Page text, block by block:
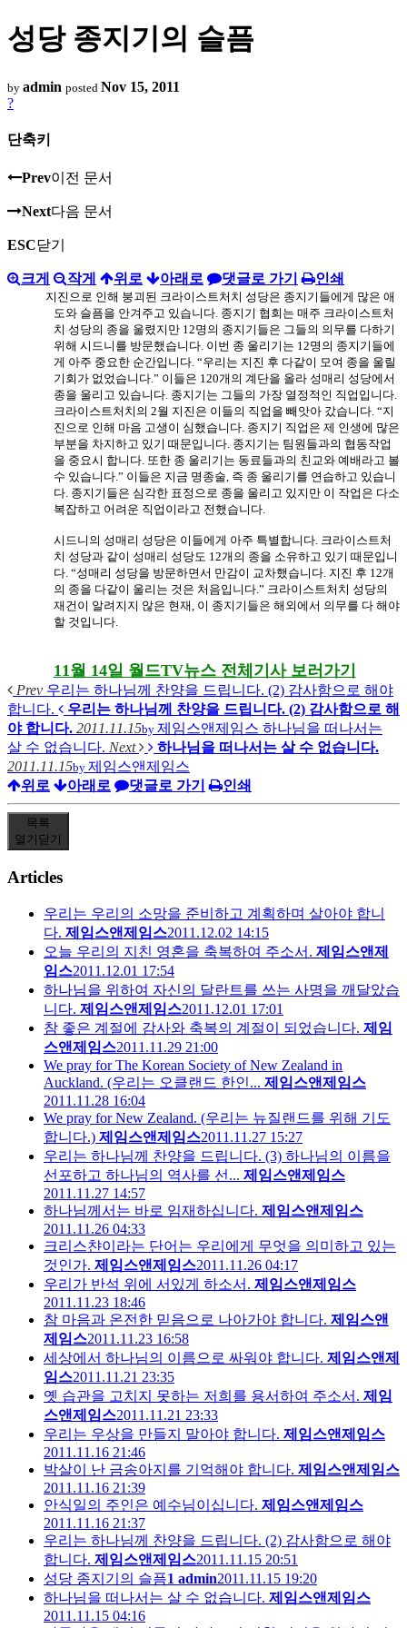
성당 종지기의 슬픔
by admin posted Nov 15, 2011
?
단축키
Prev이전 문서
Next다음 문서
ESC닫기
크게 작게 위로 아래로 댓글로 가기 인쇄
지진으로 인해 붕괴된 크라이스트처치 성당은 종지기들에게 많은 애
도와 슬픔을 안겨주고 있습니다. 종지기 협회는 매주 크라이스트처
치 성당의 종을 울렸지만12명의 종지기들은 그들의 의무를 다하기
위해 시드니를 방문했습니다. 이번 종 울리기는 12명의 종지기들에
게 아주 중요한 순간입니다. “우리는 지진 후 다같이 모여 종을 울릴
기회가 없었습니다.” 이들은 120개의 계단을 올라 성매리 성당에서
종을 울리고 있습니다. 종지기는 그들의 가장 열정적인 직업입니다.
크라이스트처치의 2월 지진은 이들의 직업을 빼앗아 갔습니다. “지
진으로 인해 마음 고생이 심했습니다. 종지기 직업은 제 인생에 많은
부분을 차지하고 있기 때문입니다. 종지기는 팀원들과의 협동작업
을 중요시 합니다. 또한 종 울리기는 동료들과의 친교와 예배라고 볼
수 있습니다.” 이들은 지금 명종술, 즉 종 울리기를 연습하고 있습니
다. 종지기들은 심각한 표정으로 종을 울리고 있지만 이 작업은 다소
복잡하고 어려운 직업이라고 전했습니다.
시드니의 성매리 성당은 이들에게 아주 특별합니다. 크라이스트처
치 성당과 같이 성매리 성당도 12개의 종을 소유하고 있기 때문입니
다. “성매리 성당을 방문하면서 만감이 교차했습니다. 지진 후 12개
의 종을 다같이 울리는 것은 처음입니다.” 크라이스트처치 성당의
재건이 알려지지 않은 현재, 이 종지기들은 해외에서 의무를 다 해야
할 것입니다.
11월 14일 월드TV뉴스 전체기사 보러가기
Prev 우리는 하나님께 찬양을 드립니다. (2) 감사함으로 해야
합니다.
우리는 하나님께 찬양을 드립니다. (2) 감사함으로 해
야 합니다. 2011.11.15by 제임스앤제임스 하나님을 떠나서는
살 수 없습니다. Next
하나님을 떠나서는 살 수 없습니다.
2011.11.15by 제임스앤제임스
위로
아래로 댓글로 가기 인쇄
목록
열기 닫기
Articles
우리는 우리의 소망을 준비하고 계획하며 살아야 합니
다. 제임스앤제임스2011.12.02 14:15
오늘 우리의 지친 영혼을 축복하여 주소서. 제임스앤제
임스2011.12.01 17:54
하나님을 위하여 자신의 달란트를 쓰는 사명을 깨달았습
니다. 제임스앤제임스2011.12.01 17:01
참 좋은 계절에 감사와 축복의 계절이 되었습니다. 제임
스앤제임스2011.11.29 21:00
We pray for The Korean Society of New Zealand in
Auckland. (우리는 오클랜드 한인... 제임스앤제임스
2011.11.28 16:04
We pray for New Zealand. (우리는 뉴질랜드를 위해 기도
합니다.) 제임스앤제임스2011.11.27 15:27
우리는 하나님께 찬양을 드립니다. (3) 하나님의 이름을
선포하고 하나님의 역사를 선... 제임스앤제임스
2011.11.27 14:57
하나님께서는 바로 임재하십니다. 제임스앤제임스
2011.11.26 04:33
크리스챤이라는 단어는 우리에게 무엇을 의미하고 있는
것인가. 제임스앤제임스2011.11.26 04:17
우리가 반석 위에 서있게 하소서. 제임스앤제임스
2011.11.23 18:46
참 마음과 온전한 믿음으로 나아가야 합니다. 제임스앤
제임스2011.11.23 16:58
세상에서 하나님의 이름으로 싸워야 합니다. 제임스앤제
임스2011.11.21 23:35
옛 습관을 고치지 못하는 저희를 용서하여 주소서. 제임
스앤제임스2011.11.21 23:33
우리는 우상을 만들지 말아야 합니다. 제임스앤제임스
2011.11.16 21:46
박살이 난 금송아지를 기억해야 합니다. 제임스앤제임스
2011.11.16 21:39
안식일의 주인은 예수님이십니다. 제임스앤제임스
2011.11.16 21:37
우리는 하나님께 찬양을 드립니다. (2) 감사함으로 해야
합니다. 제임스앤제임스2011.11.15 20:51
성당 종지기의 슬픔1 admin2011.11.15 19:20
하나님을 떠나서는 살 수 없습니다. 제임스앤제임스
2011.11.15 04:16